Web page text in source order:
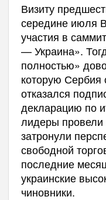
Визиту
середине июля
участия в
— Украина».
полностью»
которую Сербия
отказался
декларацию по
лидеры провели
затронули
свободной
последние
украинские
чиновники.